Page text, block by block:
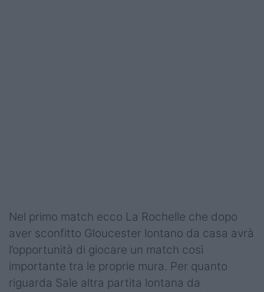
Nel primo match ecco La Rochelle che dopo
aver sconfitto Gloucester lontano da casa avrà
l’opportunità di giocare un match così
importante tra le proprie mura. Per quanto
riguarda Sale altra partita lontana da